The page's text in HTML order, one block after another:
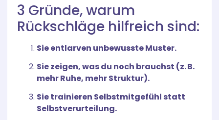
3 Gründe, warum
Rückschläge hilfreich sind:
Sie entlarven unbewusste Muster.
Sie zeigen, was du noch brauchst (z. B.
mehr Ruhe, mehr Struktur).
Sie trainieren Selbstmitgefühl statt
Selbstverurteilung.